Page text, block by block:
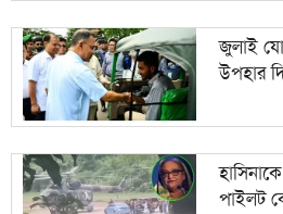
জুলাই
উপহার
পাইলট